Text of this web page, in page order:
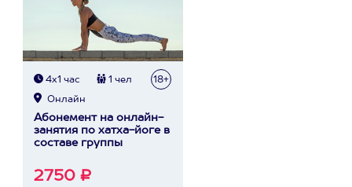
4х1 час 1 чел 18+
Онлайн
Абонемент на онлайн-
занятия по хатха-йоге в
составе группы
2750 ₽